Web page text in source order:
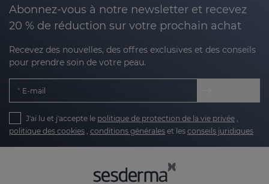
premature aging. These powerful ingredients not
only protect the skin, but also revitalize it,
improving its appearance and texture. At
Sesderma, our antioxidant products combine
science and technology to give you visible results,
helping to keep your skin firmer, brighter and
healthier.
What are antioxidants for the face?
What are antioxidants for the face?
Antioxidants are molecules that are responsible for
slowing down the damage that free radicals can
Abonnez-vous à notre newsletter et recevez
20 % de réduction sur votre prochain achat
Recevez des nouvelles, des offres exclusives et des conseils
pour prendre soin de votre peau.
E-mail
J'ai lu et j'accepte le politique de protection de la vie privée ,
politique des cookies , conditions générales et les conseils juridiques